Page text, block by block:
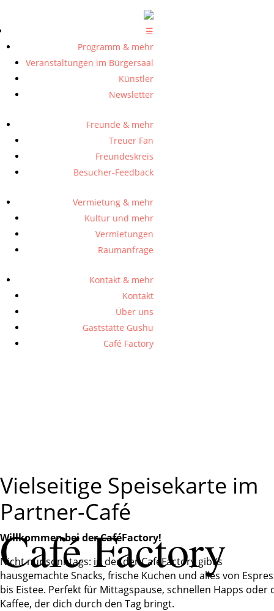
☰
Programm & mehr
Veranstaltungen im Bürgersaal
Künstler
Newsletter
Freunde & mehr
Treuer Fan
Freundeskreis
Besucher-Feedback
Vermietung & mehr
Kultur und mehr
Vermietungen
Raumanfrage
Kontakt & mehr
Kontakt
Über uns
Gaststätte Gushu
Café Factory
Café Factory
Vielseitige Speisekarte im
Partner-Café
Willkommen bei der CaféFactory!
Nicht nur sonntags: in der der CaféFactory gibt’s
hausgemachte Snacks, frische Kuchen und alles von
bis Eistee. Perfekt für Mittagspause, schnellen Happs oder
Kaffee, der dich durch den Tag bringt.